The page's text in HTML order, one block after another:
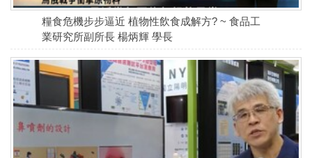
糧食危機步步逼近 植物性飲食成解方? ~ 食品工
業研究所副所長 楊炳輝 學長